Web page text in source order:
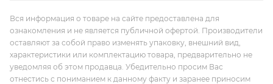
Вся информация о товаре на сайте предоставлена для
ознакомления и не является публичной офертой. Производители
оставляют за собой право изменять упаковку, внешний вид,
характеристики или комплектацию товара, предварительно не
уведомляя об этом продавца. Убедительно просим Вас
отнестись с пониманием к данному факту и заранее приносим